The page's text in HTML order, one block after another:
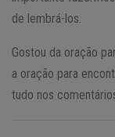
de lembrá-los.
Gostou da oração
a oração para
tudo nos